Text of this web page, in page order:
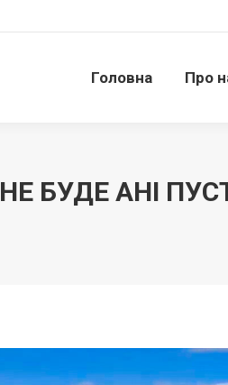
Головна Про
НЕ БУДЕ АНІ
Головна Про нас